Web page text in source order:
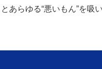
らゆる“悪いもん”を吸